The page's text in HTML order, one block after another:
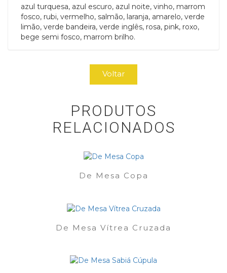
azul turquesa, azul escuro, azul noite, vinho, marrom
fosco, rubi, vermelho, salmão, laranja, amarelo, verde
limão, verde bandeira, verde inglês, rosa, pink, roxo,
bege semi fosco, marrom brilho.
Voltar
PRODUTOS
RELACIONADOS
De Mesa Copa
De Mesa Vítrea Cruzada